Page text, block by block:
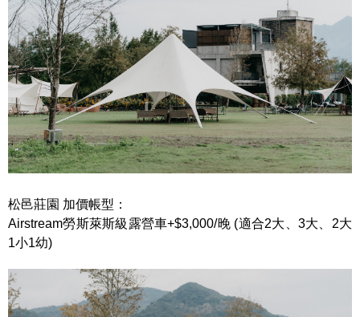
松邑莊園 加價帳型：
Airstream勞斯萊斯級露營車+$3,000/晚 (適合2大、 3大、 2大
1小1幼)